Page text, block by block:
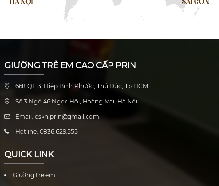
GIƯỜNG TRẺ EM CAO CẤP PRIN
668 QL13, Hiệp Bình Phước, Thủ Đức, Tp HCM
Số 3 Ngõ 46 Ngọc Hồi, Hoàng Mai, Hà Nội
Email: cskh.prin@gmail.com
Hotline: 0836.629.555
QUICK LINK
Giường trẻ em